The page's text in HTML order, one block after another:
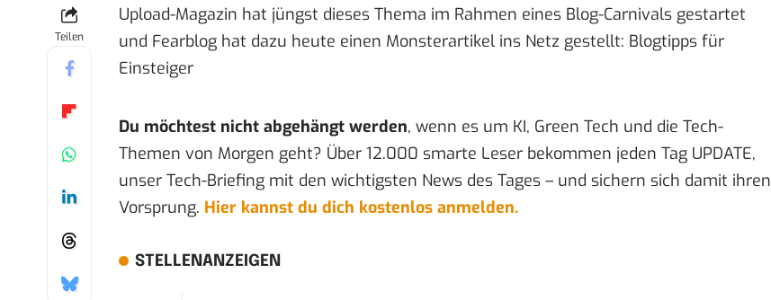
Teilen
Upload-Magazin hat jüngst dieses Thema im Rahmen eines Blog-Carnivals gestartet
und Fearblog hat dazu heute einen Monsterartikel ins Netz gestellt: Blogtipps für
Einsteiger
Du möchtest nicht abgehängt werden, wenn es um KI, Green Tech und die Tech-
Themen von Morgen geht? Über 12.000 smarte Leser bekommen jeden Tag UPDATE,
unser Tech-Briefing mit den wichtigsten News des Tages – und sichern sich damit ihren
Vorsprung. Hier kannst du dich kostenlos anmelden.
STELLENANZEIGEN